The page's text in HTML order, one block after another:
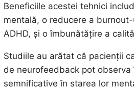
Beneficiile acestei tehnici
mentală, o reducere a
ADHD, și o îmbunătățire a
Studiile au arătat că pacienții
de neurofeedback pot observa
semnificative în starea lor